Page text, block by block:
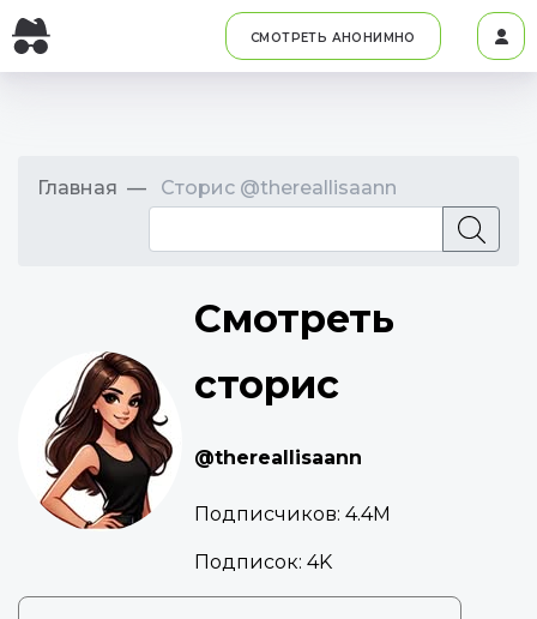
СМОТРЕТЬ АНОНИМНО
Главная Сторис @thereallisaann
Смотреть
сторис
@thereallisaann
Подписчиков: 4.4M
Подписок: 4K